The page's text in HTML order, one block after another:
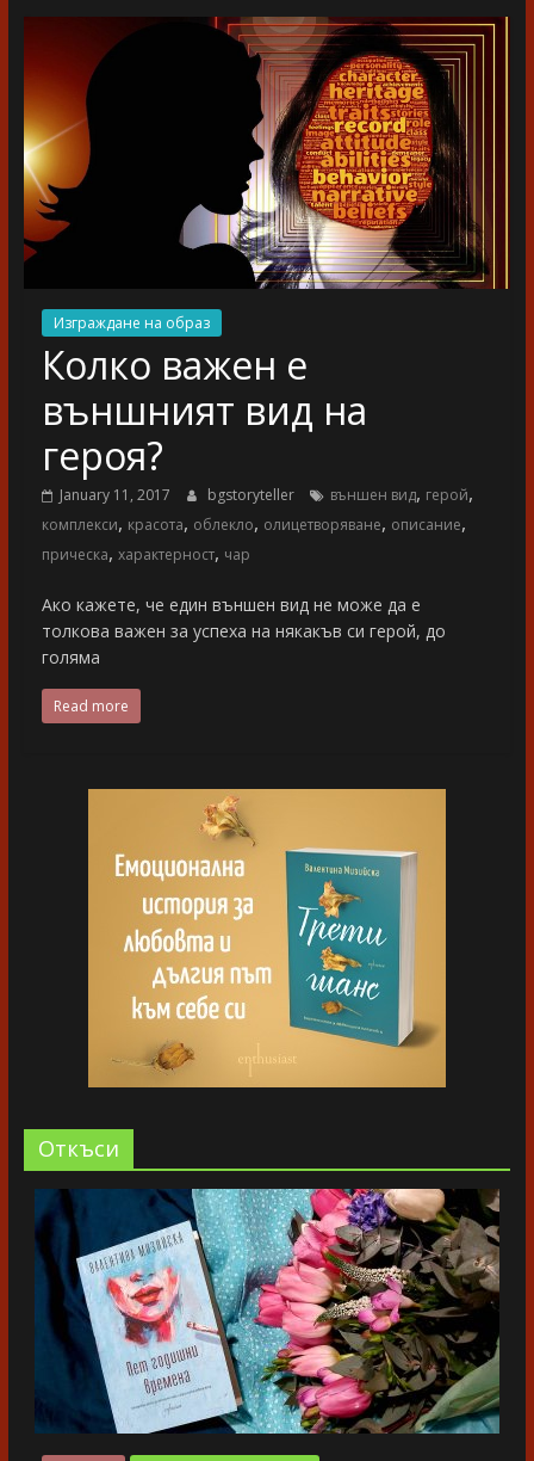
разказ
Изграждане на образ
Колко важен е
външният вид на
героя?
January 11, 2017 bgstoryteller външен вид, герой,
комплекси, красота, облекло, олицетворяване, описание,
прическа, характерност, чар
Ако кажете, че един външен вид не може да е
толкова важен за успеха на някакъв си герой, до
голяма
Read more
Oткъси